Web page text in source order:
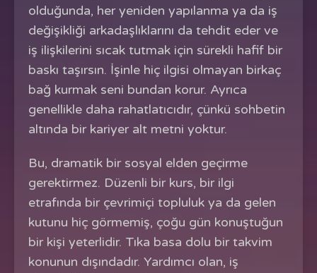
olduğunda, her yeniden yapılanma ya da iş
değişikliği arkadaşlıklarını da tehdit eder ve
iş ilişkilerini sıcak tutmak için sürekli hafif bir
baskı taşırsın. İşinle hiç ilgisi olmayan birkaç
bağ kurmak seni bundan korur. Ayrıca
genellikle daha rahatlatıcıdır, çünkü sohbetin
altında bir kariyer alt metni yoktur.
Bu, dramatik bir sosyal elden geçirme
gerektirmez. Düzenli bir kurs, bir ilgi
etrafında bir çevrimiçi topluluk ya da gelen
kutunu hiç görmemiş, çoğu gün konuştuğun
bir kişi yeterlidir. Tıka basa dolu bir takvim
konunun dışındadır. Yardımcı olan, iş